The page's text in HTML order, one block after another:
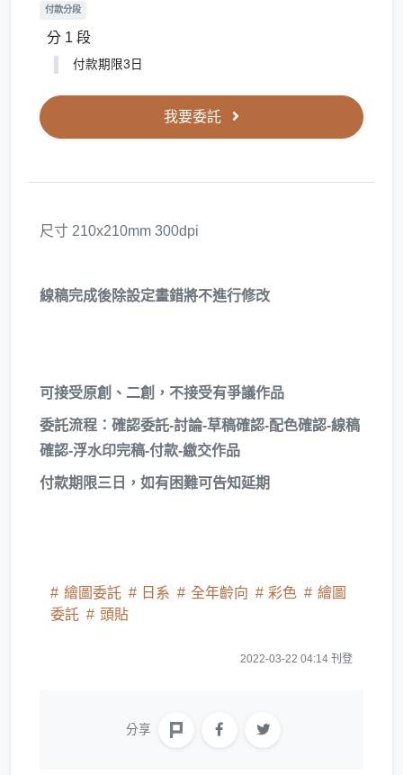
付款分段
分 1 段
付款期限3日
我要委託
尺寸 210x210mm 300dpi
線稿完成後除設定畫錯將不進行修改
可接受原創、二創，不接受有爭議作品
委託流程：確認委託-討論-草稿確認-配色確認-線稿
確認-浮水印完稿-付款-繳交作品
付款期限三日，如有困難可告知延期
繪圖委託 日系 全年齡向 彩色
繪圖
委託
頭貼
2022-03-22 04:14 刊登
分享